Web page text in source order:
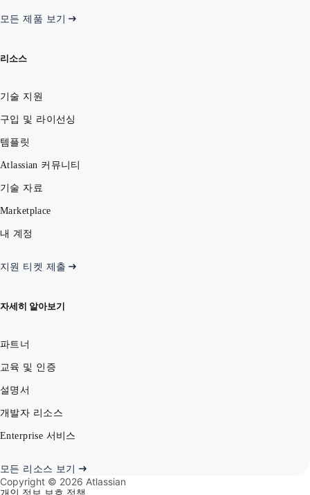
모든 제품 보기
리소스
기술 지원
구입 및 라이선싱
템플릿
Atlassian 커뮤니티
기술 자료
Marketplace
내 계정
지원 티켓 제출
자세히 알아보기
파트너
교육 및 인증
설명서
개발자 리소스
Enterprise 서비스
모든 리소스 보기
Copyright © 2026 Atlassian
개인 정보 보호 정책